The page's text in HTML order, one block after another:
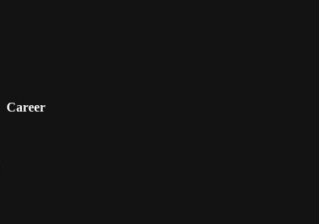
Career